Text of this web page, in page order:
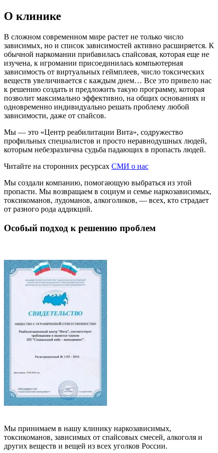
О клинике
В сложном современном мире растет не только число
зависимых, но и список зависимостей активно расширяется. К
обычной наркомании прибавилась спайсовая, которая еще не
изучена, к игромании присоединилась компьютерная
зависимость от виртуальных геймплеев, число токсических
веществ увеличивается с каждым днем… Все это привело нас
к решению создать и предложить такую программу, которая
позволит максимально эффективно, на общих основаниях и
одновременно индивидуально решать проблему любой
зависимости, даже от спайсов.
Мы — это «Центр реабилитации Вита», содружество
профильных специалистов и просто неравнодушных людей,
которым небезразлична судьба падающих в пропасть людей.
Читайте на сторонних ресурсах СМИ о нас
Мы создали компанию, помогающую выбраться из этой
пропасти. Мы возвращаем в социум и семье наркозависимых,
токсикоманов, лудоманов, алкоголиков, — всех, кто страдает
от разного рода аддикций.
Особый подход к решению проблем
Мы принимаем в нашу клинику наркозависимых,
токсикоманов, зависимых от спайсовых смесей, алкоголя и
других веществ и вещей из всех уголков России.